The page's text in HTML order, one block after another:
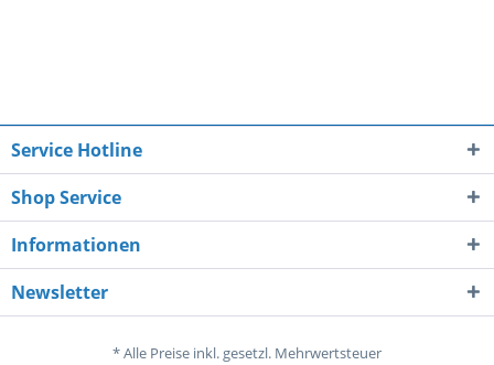
Service Hotline
Shop Service
Informationen
Newsletter
* Alle Preise inkl. gesetzl. Mehrwertsteuer